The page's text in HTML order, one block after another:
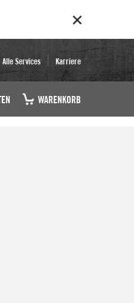
Alle Services Karriere
WARENKORB